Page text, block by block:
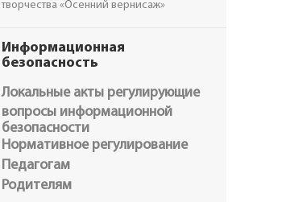
творчества «Осенний вернисаж»
Информационная
безопасность
Локальные акты регулирующие
вопросы информационной
безопасности
Нормативное регулирование
Педагогам
Родителям